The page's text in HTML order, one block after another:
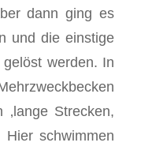
dann ging es
und die einstige
werden. In
Strecken,
Hier schwimmen